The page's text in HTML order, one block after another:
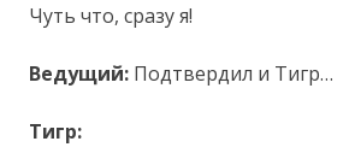
Чуть что, сразу я!
Ведущий: Подтвердил и Тигр…
Тигр: